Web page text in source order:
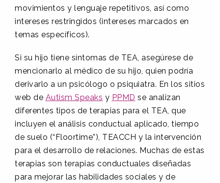
movimientos y lenguaje repetitivos, así como
intereses restringidos (intereses marcados en
temas específicos).
Si su hijo tiene síntomas de TEA, asegúrese de
mencionarlo al médico de su hijo, quien podría
derivarlo a un psicólogo o psiquiatra. En los sitios
web de Autism Speaks y PPMD se analizan
diferentes tipos de terapias para el TEA, que
incluyen el análisis conductual aplicado, tiempo
de suelo (“Floortime”), TEACCH y la intervención
para el desarrollo de relaciones. Muchas de estas
terapias son terapias conductuales diseñadas
para mejorar las habilidades sociales y de